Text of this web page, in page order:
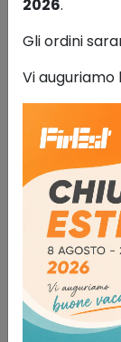
2026.
Gli ordini
Vi